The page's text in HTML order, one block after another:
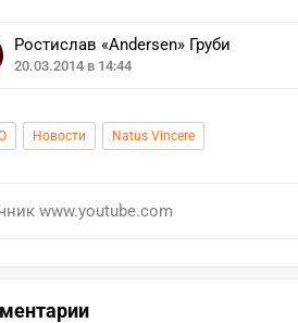
Ростислав «Andersen» Груби
20.03.2014 в 14:44
Новости Natus Vincere
www.youtube.com